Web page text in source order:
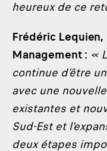
heureux de ce
Frédéric Lequien,
Management : «
continue d’être
avec une
existantes et
Sud-Est et
deux étapes